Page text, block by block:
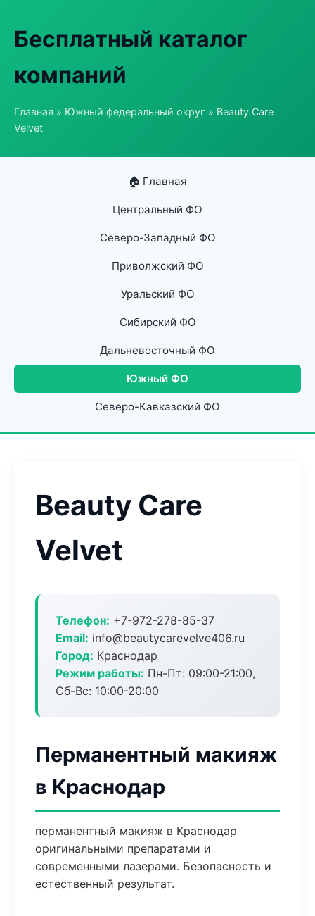
Бесплатный каталог
компаний
Главная » Южный федеральный округ » Beauty Care
Velvet
🏠 Главная
Центральный ФО
Северо-Западный ФО
Приволжский ФО
Уральский ФО
Сибирский ФО
Дальневосточный ФО
Южный ФО
Северо-Кавказский ФО
Beauty Care
Velvet
Телефон: +7-972-278-85-37
Email: info@beautycarevelve406.ru
Город: Краснодар
Режим работы: Пн-Пт: 09:00-21:00,
Сб-Вс: 10:00-20:00
Перманентный макияж
в Краснодар
перманентный макияж в Краснодар
оригинальными препаратами и
современными лазерами. Безопасность и
естественный результат.